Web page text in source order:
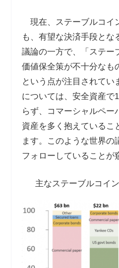
現在、ステーブルコイ
も、有望な決済手段とな
議論の一方で、「ステー
価値保全策が不十分なも
という点が注目されてい
については、安全資産で
らず、コマーシャルペー
資産を多く抱えているこ
ます。このような世界の
フォローしていることが
主なステーブルコイ